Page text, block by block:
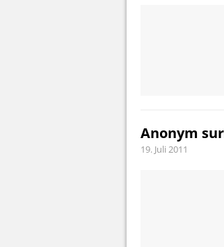
Anonym
19. Juli 2011